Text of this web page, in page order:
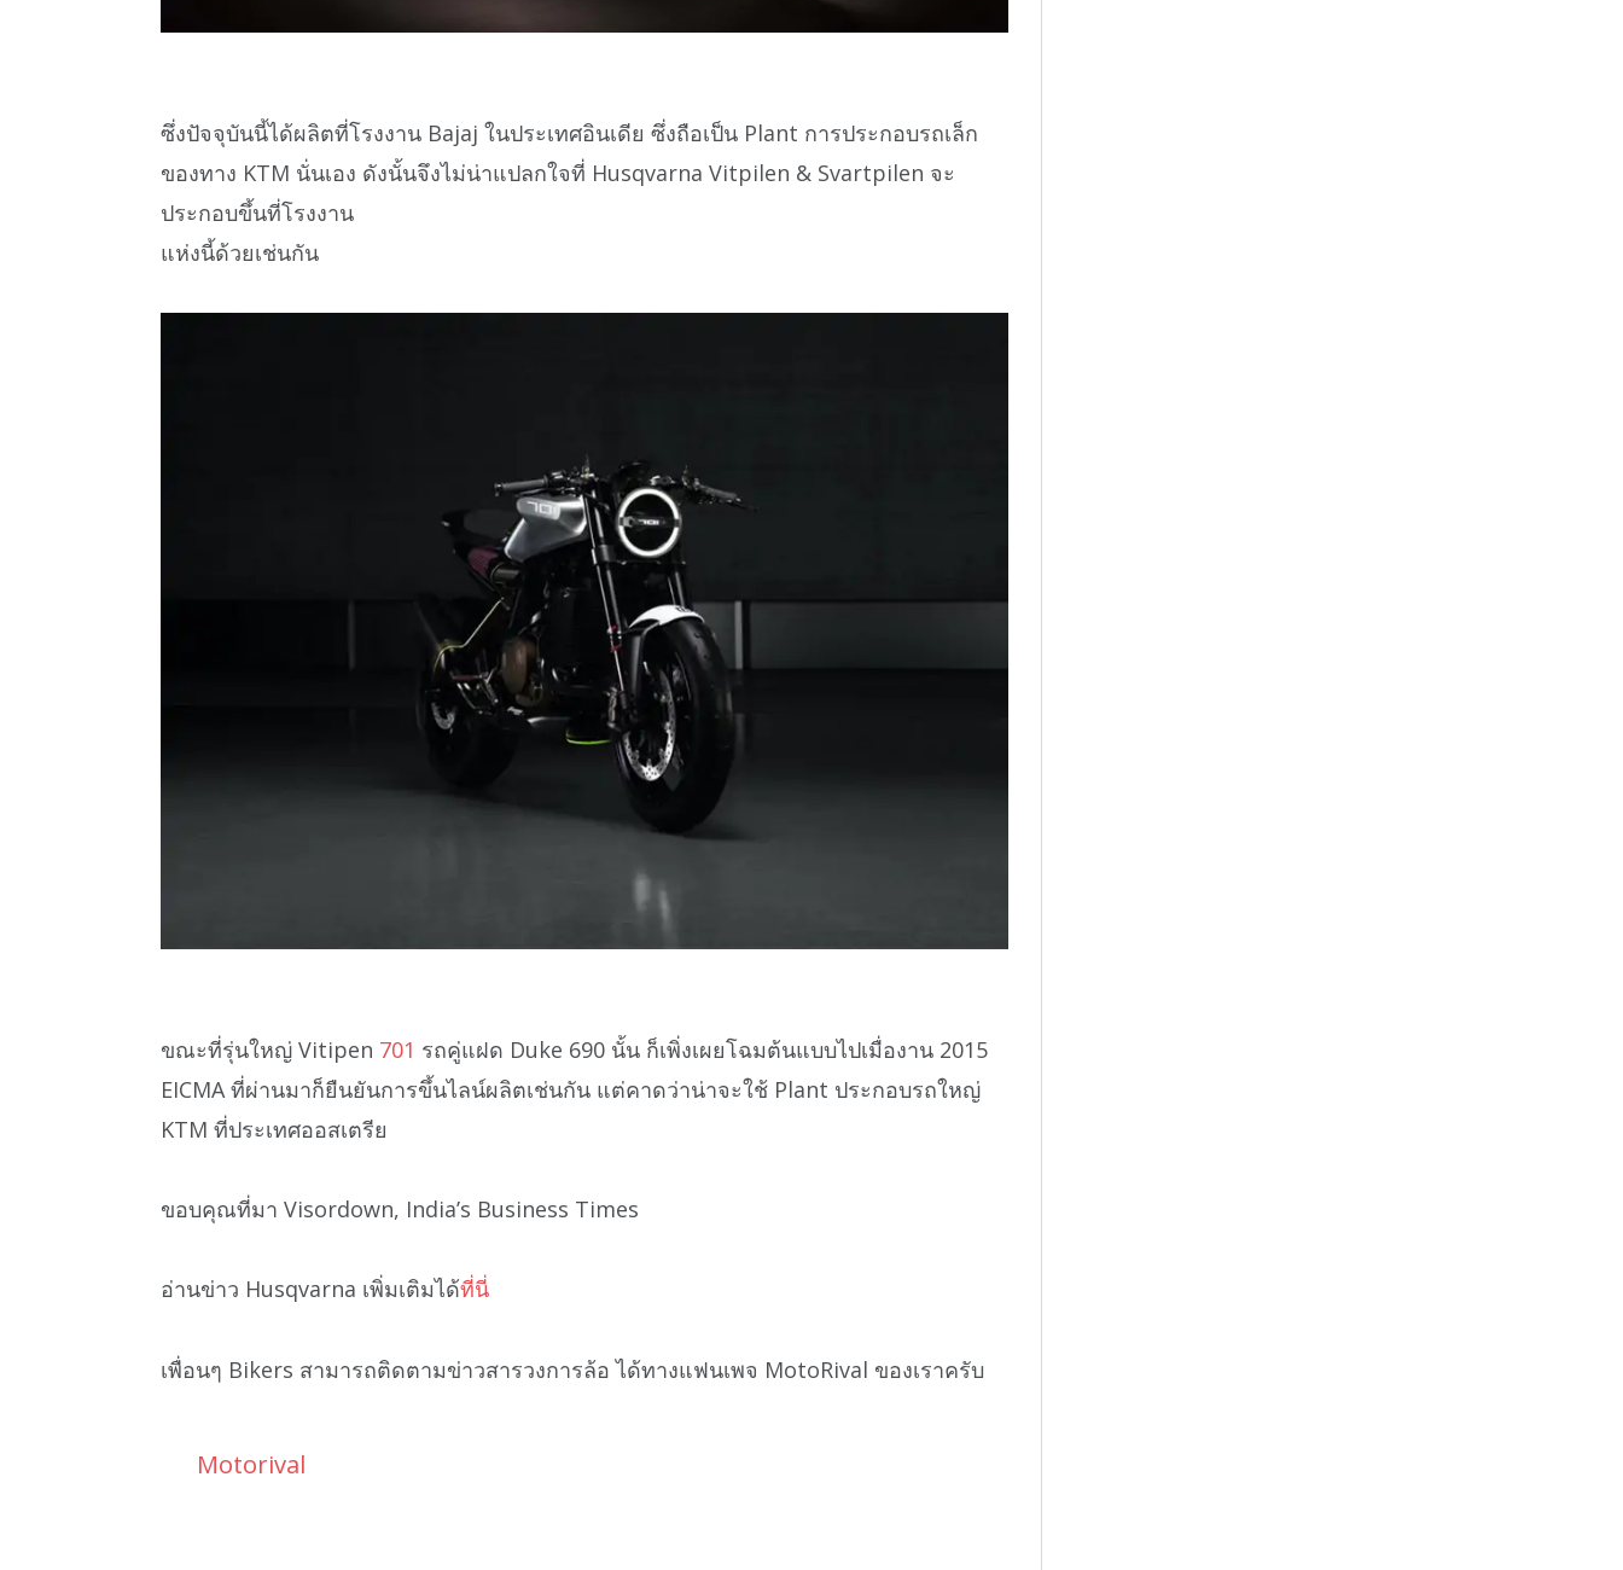
ซึ่งปัจจุบันนี้ได้ผลิตที่โรงงาน Bajaj ในประเทศอินเดีย ซึ่งถือเป็น Plant การประกอบรถเล็ก
ของทาง KTM นั่นเอง ดังนั้นจึงไม่น่าแปลกใจที่ Husqvarna Vitpilen & Svartpilen จะ
ประกอบขึ้นที่โรงงาน
แห่งนี้ด้วยเช่นกัน
ขณะที่รุ่นใหญ่ Vitipen 701 รถคู่แฝด Duke 690 นั้น ก็เพิ่งเผยโฉมต้นแบบไปเมื่องาน 2015
EICMA ที่ผ่านมาก็ยืนยันการขึ้นไลน์ผลิตเช่นกัน แต่คาดว่าน่าจะใช้ Plant ประกอบรถใหญ่
KTM ที่ประเทศออสเตรีย
ขอบคุณที่มา Visordown, India’s Business Times
อ่านข่าว Husqvarna เพิ่มเติมได้ที่นี่
เพื่อนๆ Bikers สามารถติดตามข่าวสารวงการล้อ ได้ทางแฟนเพจ MotoRival ของเราครับ
Motorival